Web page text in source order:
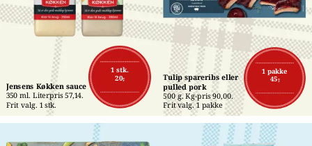
1 stk.
20,-
Jensens Køkken sauce
350 ml. Literpris 57,14.
Frit valg. 1 stk.
1 pakke
45,-
Tulip spareribs eller
pulled pork
500 g. Kg-pris 90,00.
Frit valg. 1 pakke